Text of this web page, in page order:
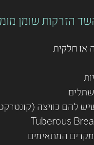
הזרקות שומן
או חלקית
להם כוויצה
המתאימים